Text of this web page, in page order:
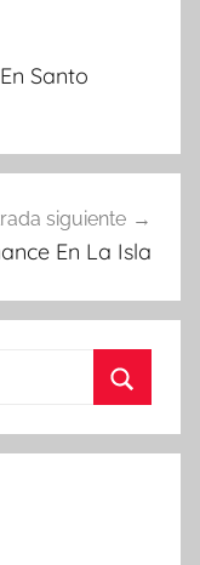
Santo
siguiente
En La Isla